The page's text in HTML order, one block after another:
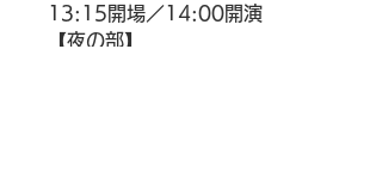
13:15開場／14:00開演
【夜の部】